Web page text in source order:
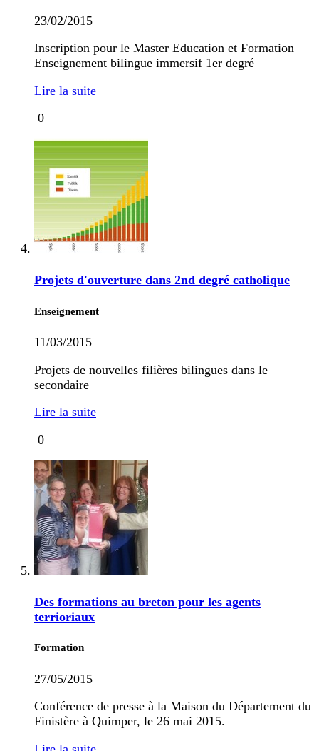
23/02/2015
Inscription pour le Master Education et Formation –
Enseignement bilingue immersif 1er degré
Lire la suite
0
Projets d'ouverture dans 2nd degré catholique
Enseignement
11/03/2015
Projets de nouvelles filières bilingues dans le
secondaire
Lire la suite
0
Des formations au breton pour les agents
terrioriaux
Formation
27/05/2015
Conférence de presse à la Maison du Département du
Finistère à Quimper, le 26 mai 2015.